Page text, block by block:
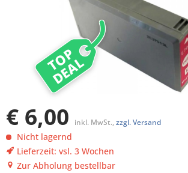
TOP
DEAL
€ 6,00 inkl. MwSt., zzgl. Versand
Nicht lagernd
Lieferzeit: vsl. 3 Wochen
Zur Abholung bestellbar